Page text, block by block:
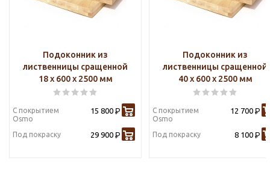
Подоконник из
лиственницы сращенной
18 х 600 х 2500 мм
С покрытием
Osmo
15 800 Р
Под покраску 29 900 Р
Подоконник из
лиственницы сращенной
40 х 600 х 2500 мм
С покрытием
Osmo
12 700 Р
Под покраску 8 100 Р